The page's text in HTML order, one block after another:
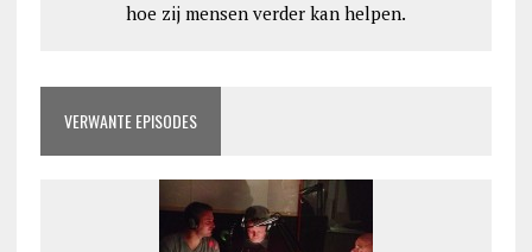
hoe zij mensen verder kan helpen.
VERWANTE EPISODES